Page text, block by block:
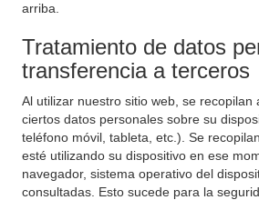
arriba.
Tratamiento de datos
transferencia a terceros
Al utilizar nuestro sitio web, se recopilan
ciertos datos personales sobre su
teléfono móvil, tableta, etc.). Se
esté utilizando su dispositivo en ese
navegador, sistema operativo del
consultadas. Esto sucede para la